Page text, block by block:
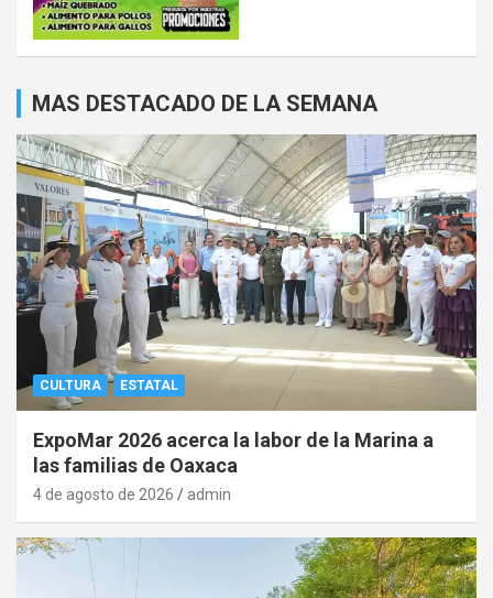
MAS DESTACADO DE LA SEMANA
CULTURA ESTATAL
ExpoMar 2026 acerca la labor de la Marina a
las familias de Oaxaca
4 de agosto de 2026 admin